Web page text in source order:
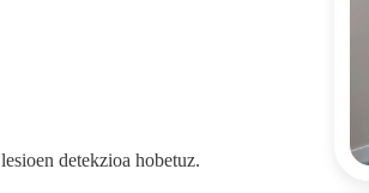
detekzioa hobetuz.